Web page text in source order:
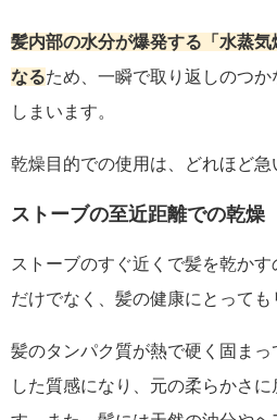
髪内部の水分が爆発する「水蒸
なるため、一瞬で取り返しのつ
しまいます。
乾燥目的での使用は、どれほど急
ストーブの至近距離での乾燥
ストーブのすぐ近くで髪を乾か
だけでなく、髪の健康にとっても
髪のタンパク質が熱で硬く固ま
した質感になり、元の柔らかさ